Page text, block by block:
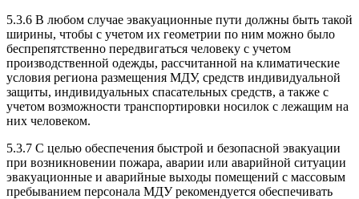
5.3.6 В любом случае эвакуационные пути должны быть такой
ширины, чтобы с учетом их геометрии по ним можно было
беспрепятственно передвигаться человеку с учетом
производственной одежды, рассчитанной на климатические
условия региона размещения МДУ, средств индивидуальной
защиты, индивидуальных спасательных средств, а также с
учетом возможности транспортировки носилок с лежащим на
них человеком.
5.3.7 С целью обеспечения быстрой и безопасной эвакуации
при возникновении пожара, аварии или аварийной ситуации
эвакуационные и аварийные выходы помещений с массовым
пребыванием персонала МДУ рекомендуется обеспечивать